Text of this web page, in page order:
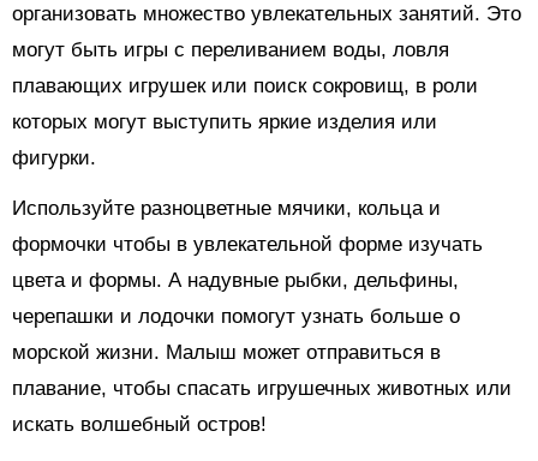
организовать множество увлекательных занятий. Это
могут быть игры с переливанием воды, ловля
плавающих игрушек или поиск сокровищ, в роли
которых могут выступить яркие изделия или
фигурки.
Используйте разноцветные мячики, кольца и
формочки чтобы в увлекательной форме изучать
цвета и формы. А надувные рыбки, дельфины,
черепашки и лодочки помогут узнать больше о
морской жизни. Малыш может отправиться в
плавание, чтобы спасать игрушечных животных или
искать волшебный остров!